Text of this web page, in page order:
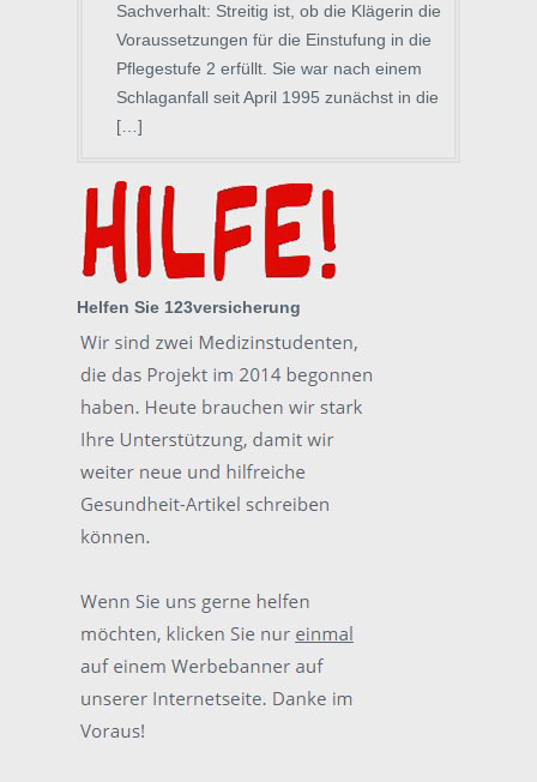
Sachverhalt: Streitig ist, ob die Klägerin die
Voraussetzungen für die Einstufung in die
Pflegestufe 2 erfüllt. Sie war nach einem
Schlaganfall seit April 1995 zunächst in die
[…]
Helfen Sie 123versicherung